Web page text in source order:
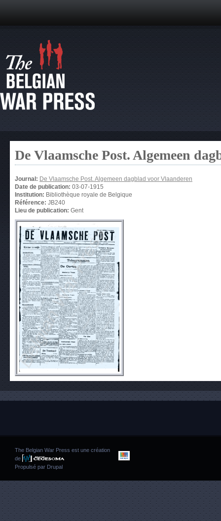
De Vlaamsche Post. Algemeen
Journal: De Vlaamsche Post. Algemeen dagblad voor Vlaanderen
Date de publication: 03-07-1915
Institution: Bibliothèque royale de Belgique
Référence: JB240
Lieu de publication: Gent
The Belgian War Press est une création
de
Propulsé par Drupal